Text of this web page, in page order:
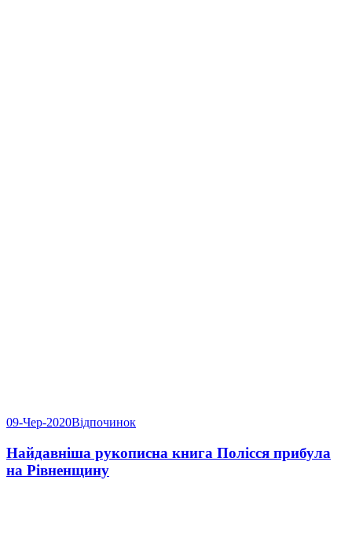
09-Чер-2020Відпочинок
Найдавніша рукописна книга Полісся прибула
на Рівненщину